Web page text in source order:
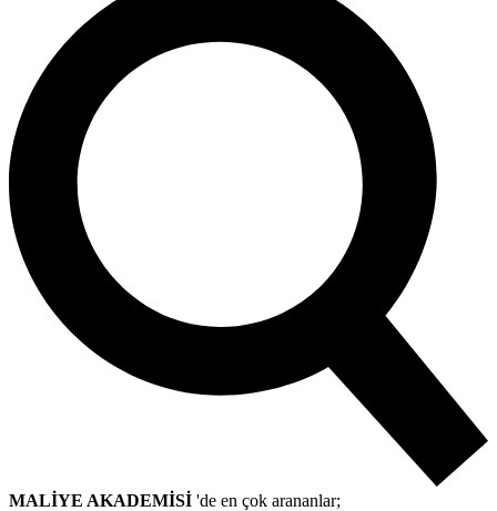
MALİYE AKADEMİSİ 'de en çok arananlar;